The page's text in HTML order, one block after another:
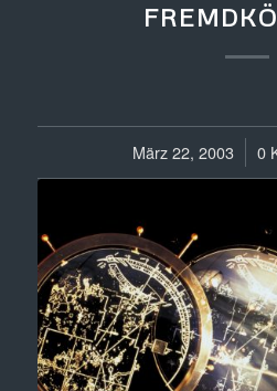
März 22, 2003
/ 0